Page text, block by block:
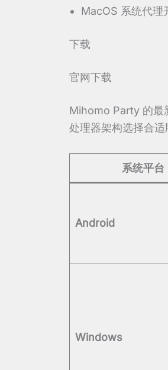
MacOS 系统代理
下载
官网下载
Mihomo Party 的最
处理器架构选择合适
系统平台
Android
Windows